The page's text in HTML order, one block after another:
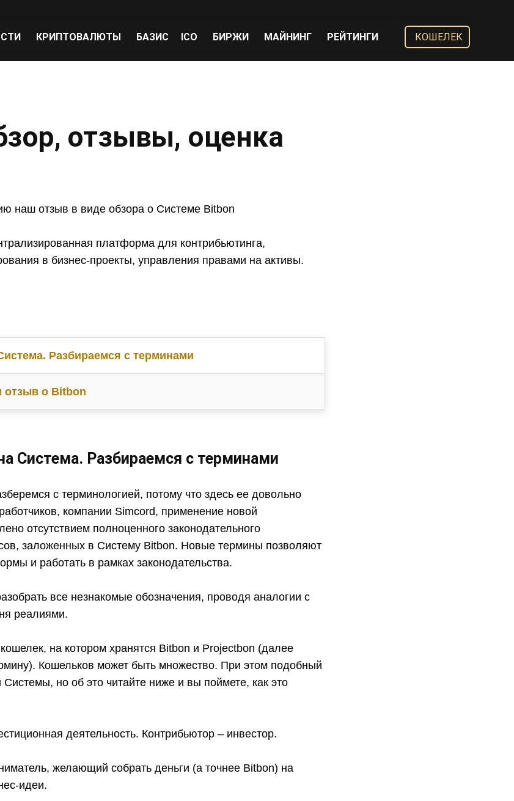
КРИПТОВАЛЮТЫ БАЗИС ICO БИРЖИ МАЙНИНГ РЕЙТИНГИ КОШЕЛЕК
отзывы, оценка
наш отзыв в виде обзора о Системе Bitbon
платформа для контрибьютинга,
в бизнес-проекты, управления правами на активы.
Разбираемся с терминами
отзыв о Bitbon
Система. Разбираемся с терминами
с терминологией, потому что здесь ее довольно
компании Simcord, применение новой
отсутствием полноценного законодательного
заложенных в Систему Bitbon. Новые термины позволяют
и работать в рамках законодательства.
все незнакомые обозначения, проводя аналогии с
реалиями.
на котором хранятся Bitbon и Projectbon (далее
Кошельков может быть множество. При этом подобный
Системы, но об это читайте ниже и вы поймете, как это
деятельность. Контрибьютор – инвестор.
желающий собрать деньги (а точнее Bitbon) на
идеи.